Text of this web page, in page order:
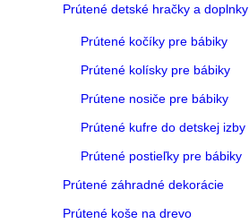
Prútené detské hračky a doplnky
Prútené kočíky pre bábiky
Prútené kolísky pre bábiky
Prútene nosiče pre bábiky
Prútené kufre do detskej izby
Prútené postieľky pre bábiky
Prútené záhradné dekorácie
Prútené koše na drevo